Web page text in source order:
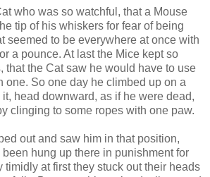
who was so watchful, that a Mouse
tip of his whiskers for fear of being
seemed to be everywhere at once with
a pounce. At last the Mice kept so
that the Cat saw he would have to use
one. So one day he climbed up on a
head downward, as if he were dead,
clinging to some ropes with one paw.
out and saw him in that position,
hung up there in punishment for
timidly at first they stuck out their heads